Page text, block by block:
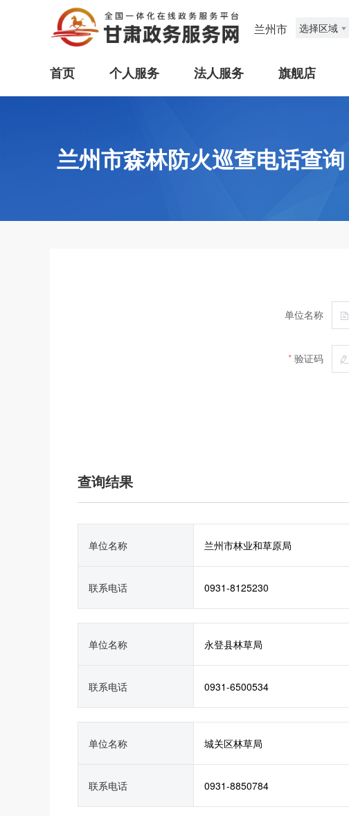
兰州市 选择区域
首页 个人服务 法人服务 旗舰店
兰州市森林防火巡查电话查询
单位名称
验证码
查询结果
单位名称 兰州市林业和草原局
联系电话 0931-8125230
单位名称 永登县林草局
联系电话 0931-6500534
单位名称 城关区林草局
联系电话 0931-8850784